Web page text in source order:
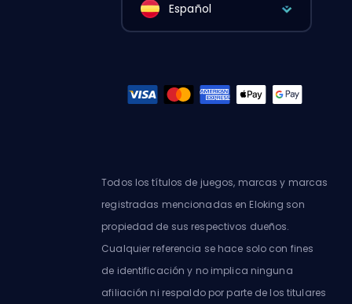
Español
Todos los títulos de juegos, marcas y marcas
registradas mencionadas en Eloking son
propiedad de sus respectivos dueños.
Cualquier referencia se hace solo con fines
de identificación y no implica ninguna
afiliación ni respaldo por parte de los titulares